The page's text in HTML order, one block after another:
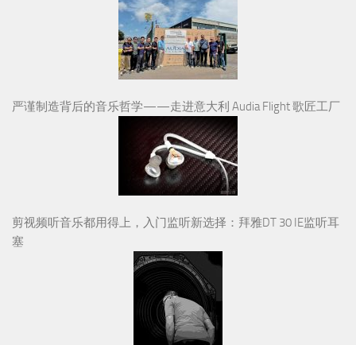
严谨制造背后的音乐哲学——走进意大利 Audia Flight 歌匠工厂
剪视频听音乐都用得上，入门监听新选择：拜雅DT 30 IE监听耳
塞